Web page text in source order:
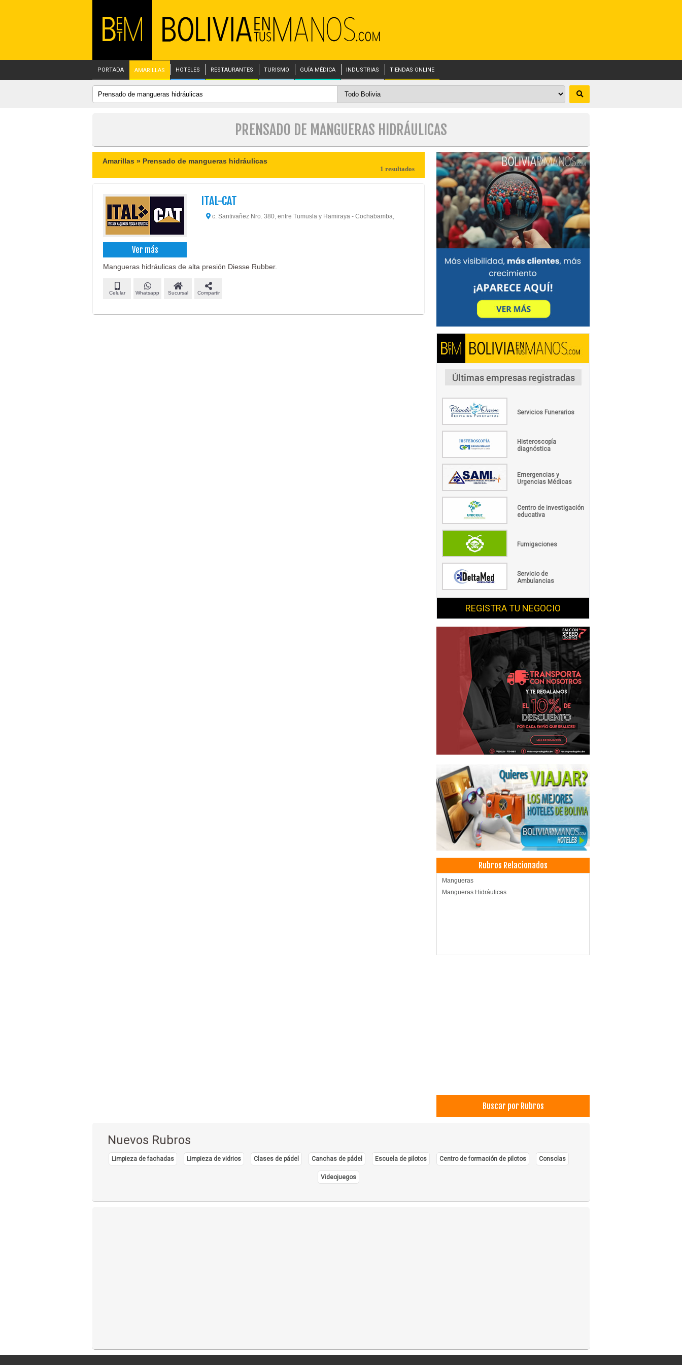
PORTADA AMARILLAS HOTELES RESTAURANTES TURISMO GUÍA MÉDICA INDUSTRIAS TIENDAS ONLINE
PRENSADO DE MANGUERAS HIDRÁULICAS
Amarillas » Prensado de mangueras hidráulicas
1 resultados
Ver más
ITAL-CAT
c. Santivañez Nro. 380, entre Tumusla y Hamiraya - Cochabamba,
Mangueras hidráulicas de alta presión Diesse Rubber.
Celular Whatsapp Sucursal Compartir
Servicios Funerarios
Histeroscopía
diagnóstica
Emergencias y
Urgencias Médicas
Centro de investigación
educativa
Fumigaciones
Servicio de
Ambulancias
REGISTRA TU NEGOCIO
Rubros Relacionados
Mangueras
Mangueras Hidráulicas
Buscar por Rubros
Nuevos Rubros
Limpieza de fachadas Limpieza de vidrios Clases de pádel Canchas de pádel Escuela de pilotos Centro de formación de pilotos Consolas
Videojuegos